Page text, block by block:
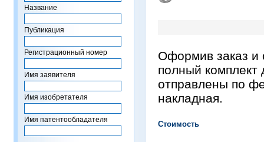
Название
Публикация
Регистрационный номер
Имя заявителя
Имя изобретателя
Имя патентообладателя
Оформив заказ и
полный комплект
отправлены по
накладная.
Стоимость